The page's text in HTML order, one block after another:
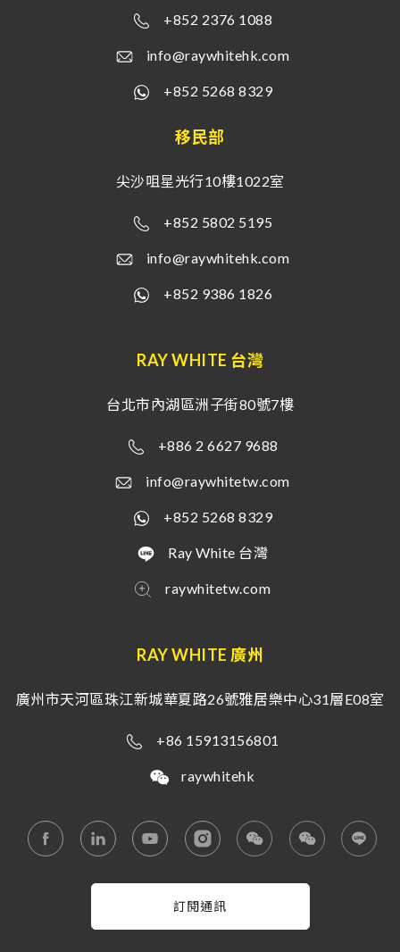
+852 2376 1088
info@raywhitehk.com
+852 5268 8329
移民部
尖沙咀星光行10樓1022室
+852 5802 5195
info@raywhitehk.com
+852 9386 1826
RAY WHITE 台灣
台北市內湖區洲子街80號7樓
+886 2 6627 9688
info@raywhitetw.com
+852 5268 8329
Ray White 台灣
raywhitetw.com
RAY WHITE 廣州
廣州市天河區珠江新城華夏路26號雅居樂中心31層E08室
+86 15913156801
raywhitehk
訂閱通訊